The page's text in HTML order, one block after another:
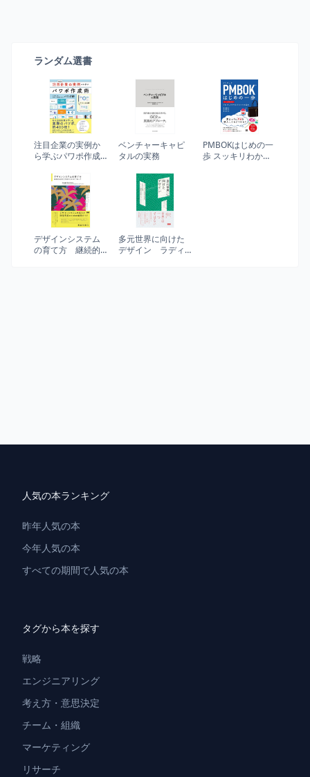
ランダム選書
注目企業の実例か
ら学ぶパワポ作成
ベンチャーキャピ
タルの実務
PMBOKはじめの一
歩 スッキリわかる
デザインシステム
の育て方 継続的
多元世界に向けた
デザイン ラディ
人気の本ランキング
昨年人気の本
今年人気の本
すべての期間で人気の本
タグから本を探す
戦略
エンジニアリング
考え方・意思決定
チーム・組織
マーケティング
リサーチ